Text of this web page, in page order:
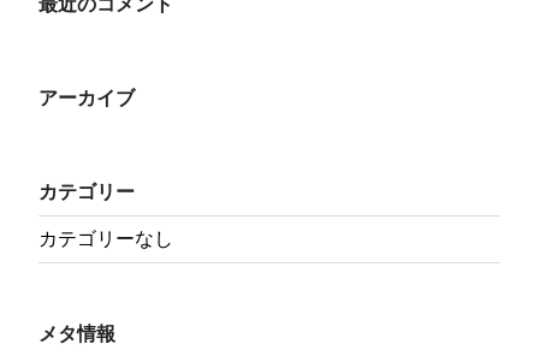
最近のコメント
アーカイブ
カテゴリー
カテゴリーなし
メタ情報